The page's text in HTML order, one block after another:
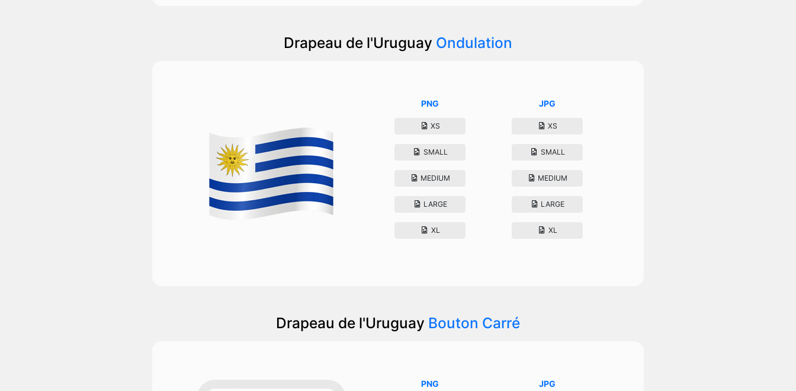
Drapeau de l'Uruguay Ondulation
PNG
XS
SMALL
MEDIUM
LARGE
XL
JPG
XS
SMALL
MEDIUM
LARGE
XL
Drapeau de l'Uruguay Bouton Carré
PNG JPG